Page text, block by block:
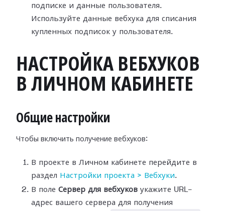
подписке и данные пользователя.
Используйте данные вебхука для списания
купленных подписок у пользователя.
НАСТРОЙКА ВЕБХУКОВ
В ЛИЧНОМ КАБИНЕТЕ
Общие настройки
Чтобы включить получение вебхуков:
В проекте в Личном кабинете перейдите в
раздел Настройки проекта > Вебхуки.
В поле Сервер для вебхуков укажите URL-
адрес вашего сервера для получения